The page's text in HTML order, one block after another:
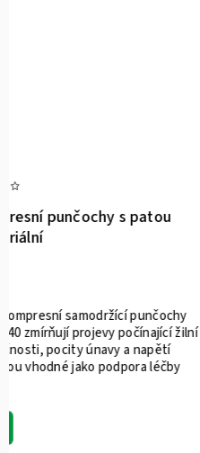
140 podkolenky s patou
antibakteriální
Zdravotní kompresní
140 zmírňují projevy počínající
nedostatečnosti, pocity
v nohou. Jsou vhodné jako